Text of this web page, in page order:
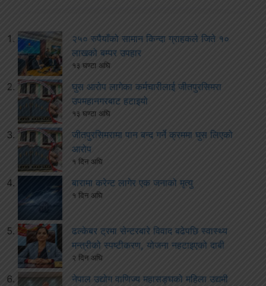
२५० रुपैयाँको सामान किन्दा ग्राहकले जिते १०
लाखको बम्पर उपहार
१३ घण्टा अघि
घुस आरोप लागेका कर्मचारीलाई जीतपुरसिमरा
उपमहानगरबाट हटाइयो
१३ घण्टा अघि
जीतपुरसिमरामा पान बन्द गर्ने क्रममा घुस लिएको
आरोप
१ दिन अघि
बारामा करेन्ट लागेर एक जनाको मृत्यु
१ दिन अघि
ढल्केबर ट्रमा सेन्टरबारे विवाद बढेपछि स्वास्थ्य
मन्त्रीको स्पष्टीकरण, योजना नहटाइएको दाबी
२ दिन अघि
नेपाल उद्योग वाणिज्य महासङ्घको महिला उद्यमी